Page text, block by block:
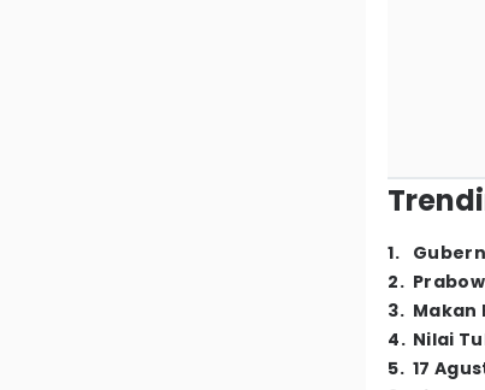
1.
2.
3. Makan
4. Nilai
5. 17